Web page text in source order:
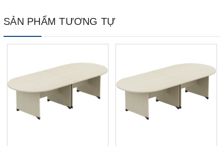
SẢN PHẨM TƯƠNG TỰ